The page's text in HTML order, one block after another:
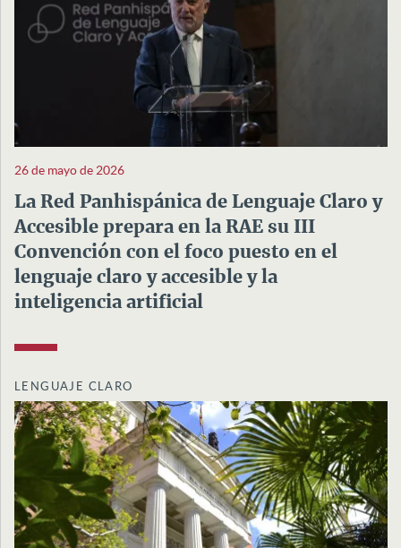
26 de mayo de 2026
La Red Panhispánica de Lenguaje Claro y
Accesible prepara en la RAE su III
Convención con el foco puesto en el
lenguaje claro y accesible y la
inteligencia artificial
LENGUAJE CLARO